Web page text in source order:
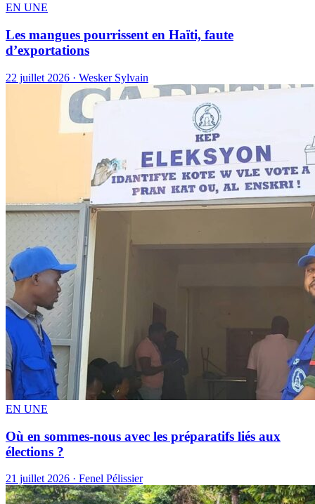
EN UNE
Les mangues pourrissent en Haïti, faute
d’exportations
22 juillet 2026 · Wesker Sylvain
EN UNE
Où en sommes-nous avec les préparatifs liés aux
élections ?
21 juillet 2026 · Fenel Pélissier